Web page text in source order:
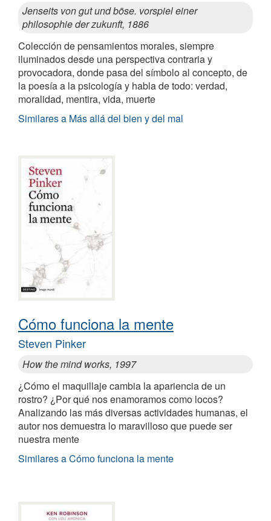
Jenseits von gut und böse. vorspiel einer
philosophie der zukunft, 1886
Colección de pensamientos morales, siempre
iluminados desde una perspectiva contraria y
provocadora, donde pasa del símbolo al concepto, de
la poesía a la psicología y habla de todo: verdad,
moralidad, mentira, vida, muerte
Similares a Más allá del bien y del mal
Cómo funciona la mente
Steven Pinker
How the mind works, 1997
¿Cómo el maquillaje cambia la apariencia de un
rostro? ¿Por qué nos enamoramos como locos?
Analizando las más diversas actividades humanas, el
autor nos demuestra lo maravilloso que puede ser
nuestra mente
Similares a Cómo funciona la mente